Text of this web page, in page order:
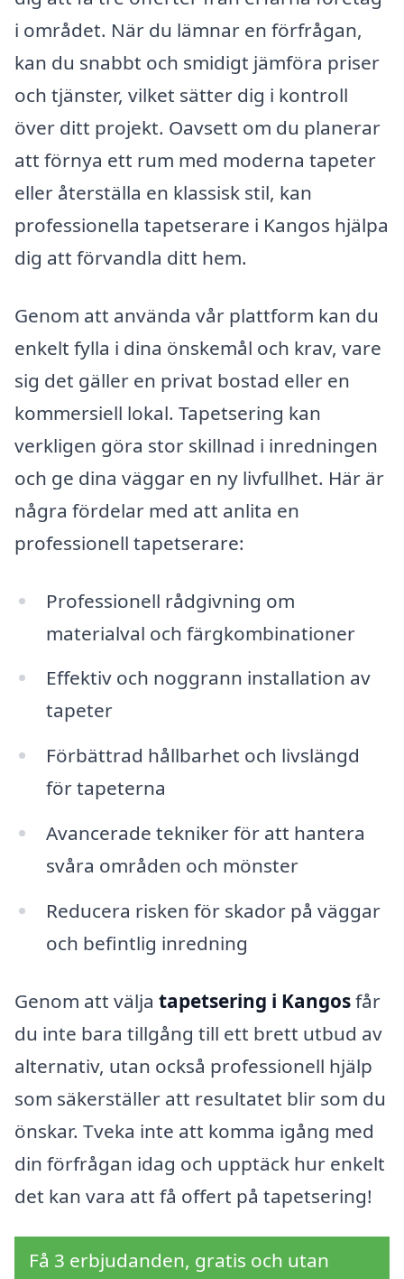
i området. När du lämnar en förfrågan,
kan du snabbt och smidigt jämföra priser
och tjänster, vilket sätter dig i kontroll
över ditt projekt. Oavsett om du planerar
att förnya ett rum med moderna tapeter
eller återställa en klassisk stil, kan
professionella tapetserare i Kangos hjälpa
dig att förvandla ditt hem.
Genom att använda vår plattform kan du
enkelt fylla i dina önskemål och krav, vare
sig det gäller en privat bostad eller en
kommersiell lokal. Tapetsering kan
verkligen göra stor skillnad i inredningen
och ge dina väggar en ny livfullhet. Här är
några fördelar med att anlita en
professionell tapetserare:
Professionell rådgivning om
materialval och färgkombinationer
Effektiv och noggrann installation av
tapeter
Förbättrad hållbarhet och livslängd
för tapeterna
Avancerade tekniker för att hantera
svåra områden och mönster
Reducera risken för skador på väggar
och befintlig inredning
Genom att välja tapetsering i Kangosfår
du inte bara tillgång till ett brett utbud av
alternativ, utan också professionell hjälp
som säkerställer att resultatet blir som du
önskar. Tveka inte att komma igång med
din förfrågan idag och upptäck hur enkelt
det kan vara att få offert på tapetsering!
Få 3 erbjudanden, gratis och utan